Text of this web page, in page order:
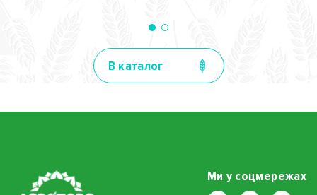
В каталог
Ми у соцмережах